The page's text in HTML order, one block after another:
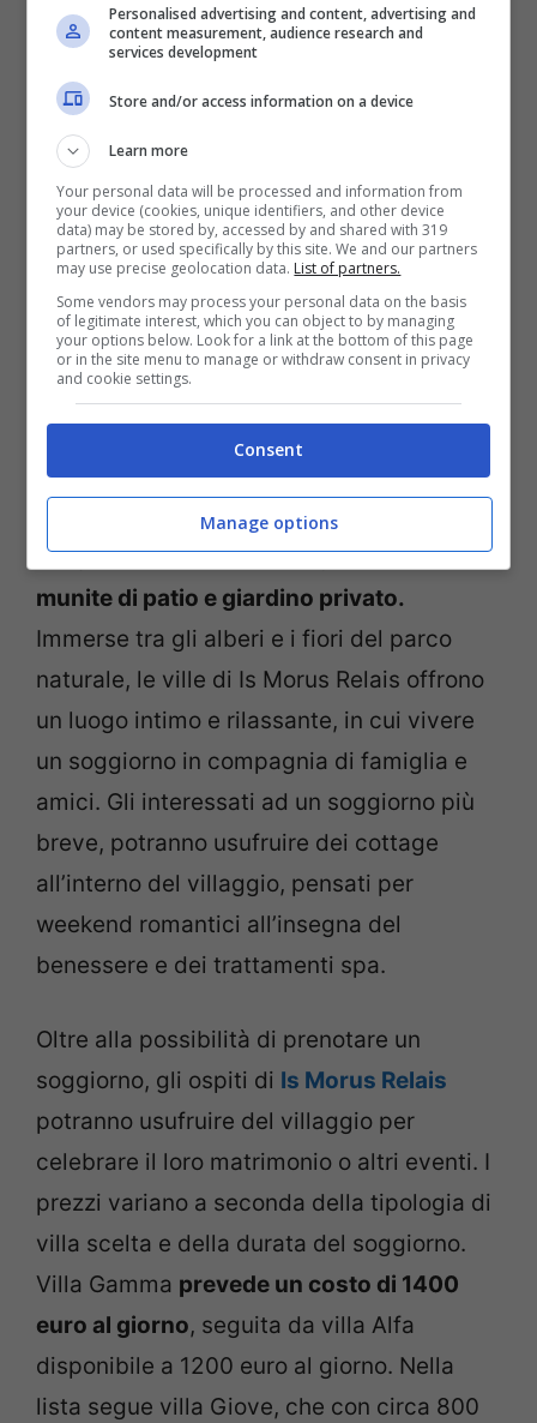
tranquillità del luogo.
tutti (Foto Instagram @is_morus_relais) – Viagginews.com
Il villaggio offre agli ospiti la possibilità di
scegliere tra leotto prestigiose ville
munite di patio e giardino privato.
Immerse tra gli alberi e i fiori del parco
naturale, le ville di Is Morus Relais offrono
un luogo intimo e rilassante, in cui vivere
un soggiorno in compagnia di famiglia e
amici. Gli interessati ad un soggiorno più
breve, potranno usufruire dei cottage
all’interno del villaggio, pensati per
weekend romantici all’insegna del
benessere e dei trattamenti spa.
Oltre alla possibilità di prenotare un
soggiorno, gli ospiti di Is Morus Relais
potranno usufruire del villaggio per
celebrare il loro matrimonio o altri eventi. I
prezzi variano a seconda della tipologia di
villa scelta e della durata del soggiorno.
Villa Gamma prevede un costo di 1400
euro al giorno, seguita da villa Alfa
disponibile a 1200 euro al giorno. Nella
lista segue villa Giove, che con circa 800
Personalised advertising and content, advertising and
content measurement, audience research and
services development
Store and/or access information on a device
Learn more
Your personal data will be processed and information from
your device (cookies, unique identifiers, and other device
data) may be stored by, accessed by and shared with 319
partners, or used specifically by this site. We and our partners
may use precise geolocation data. List of partners.
Some vendors may process your personal data on the basis
of legitimate interest, which you can object to by managing
your options below. Look for a link at the bottom of this page
or in the site menu to manage or withdraw consent in privacy
and cookie settings.
Consent
Manage options